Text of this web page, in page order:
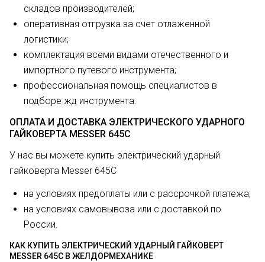
складов производителей;
оперативная отгрузка за счет отлаженной
логистики;
комплектация всеми видами отечественного и
импортного путевого инструмента;
профессиональная помощь специалистов в
подборе жд инструмента.
ОПЛАТА И ДОСТАВКА ЭЛЕКТРИЧЕСКОГО УДАРНОГО
ГАЙКОВЕРТА MESSER 645С
У нас вы можете купить электрический ударный
гайковерта Messer 645С
на условиях предоплаты или с рассрочкой платежа;
на условиях самовывоза или с доставкой по
России.
КАК КУПИТЬ ЭЛЕКТРИЧЕСКИЙ УДАРНЫЙ ГАЙКОВЕРТ
MESSER 645С В ЖЕЛДОРМЕХАНИКЕ